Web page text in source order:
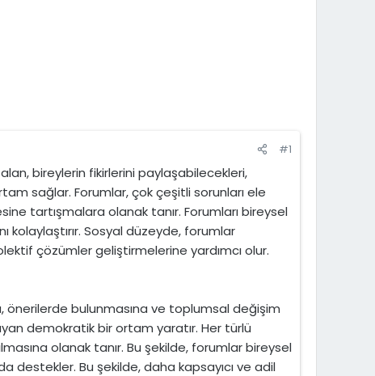
#1
bireylerin fikirlerini paylaşabilecekleri,
sağlar. Forumlar, çok çeşitli sorunları ele
tartışmalara olanak tanır. Forumları bireysel
kolaylaştırır. Sosyal düzeyde, forumlar
çözümler geliştirmelerine yardımcı olur.
önerilerde bulunmasına ve toplumsal değişim
demokratik bir ortam yaratır. Her türlü
olanak tanır. Bu şekilde, forumlar bireysel
destekler. Bu şekilde, daha kapsayıcı ve adil